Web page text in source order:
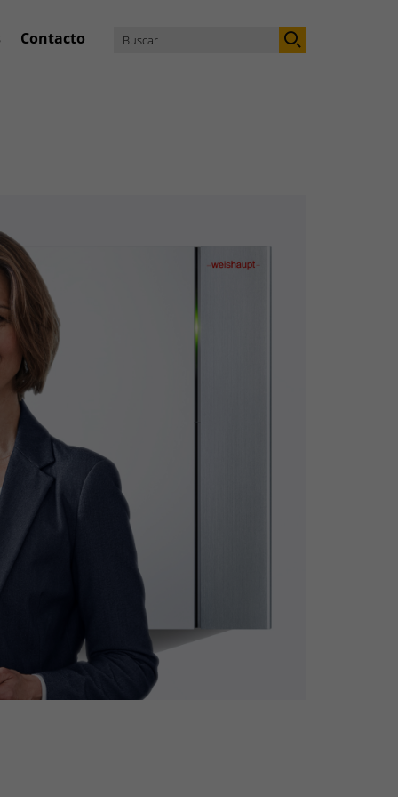
Contacto